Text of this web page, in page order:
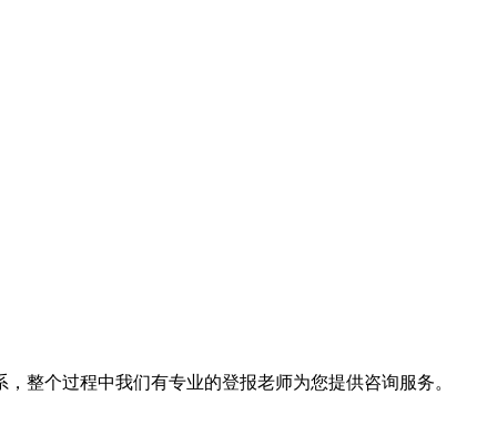
整个过程中我们有专业的登报老师为您提供咨询服务。